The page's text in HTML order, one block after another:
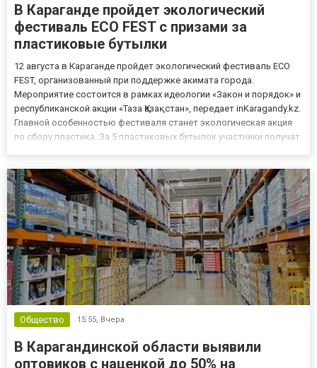
В Караганде пройдет экологический
фестиваль ECO FEST с призами за
пластиковые бутылки
12 августа в Караганде пройдет экологический фестиваль ECO
FEST, организованный при поддержке акимата города.
Мероприятие состоится в рамках идеологии «Закон и порядок» и
республиканской акции «Таза Қазақстан», передает inKaragandy.kz.
Главной особенностью фестиваля станет экологическая акция
по сбору пластика. За 5 пластиковых бутылок участники получат
Общество 15:55, Вчера
В Карагандинской области выявили
оптовиков с наценкой до 50% на